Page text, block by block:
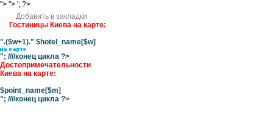
"> "> '; ?>
Добавить в закладки
Гостиницы Киева на карте:
".($w+1)." $hotel_name[$w]
"; ////конец цикла ?>
Достопримечательности
Киева на карте:
$point_name[$m]
"; ////конец цикла ?>